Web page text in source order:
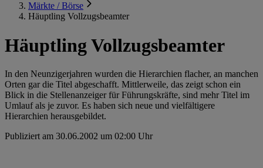
Märkte / Börse
Häuptling Vollzugsbeamter
Häuptling Vollzugsbeamter
In den Neunzigerjahren wurden die Hierarchien flacher, an manchen
Orten gar die Titel abgeschafft. Mittlerweile, das zeigt schon ein
Blick in die Stellenanzeiger für Führungskräfte, sind mehr Titel im
Umlauf als je zuvor. Es haben sich neue und vielfältigere
Hierarchien herausgebildet.
Publiziert am 30.06.2002 um 02:00 Uhr